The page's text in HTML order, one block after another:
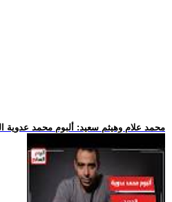
.. محمد علام وهيثم سعيد: ألبوم محمد عدوية